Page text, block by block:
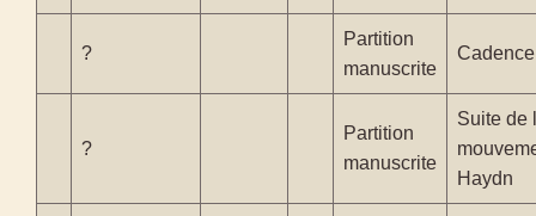
?
Partition
manuscrite
?
Partition
manuscrite
Suite de
Haydn